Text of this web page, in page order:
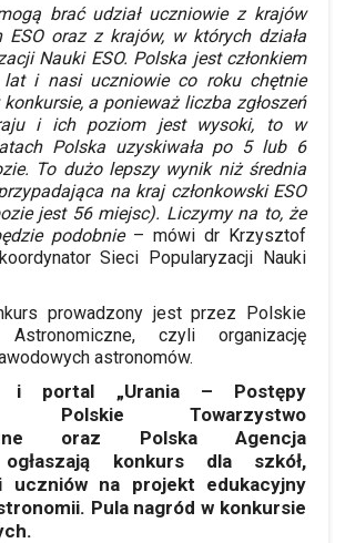
brać udział uczniowie z krajów
ESO oraz z krajów, w których działa
Nauki ESO. Polska jest członkiem
i nasi uczniowie co roku chętnie
a ponieważ liczba zgłoszeń
i ich poziom jest wysoki, to w
Polska uzyskiwała po 5 lub 6
To dużo lepszy wynik niż średnia
na kraj członkowski ESO
jest 56 miejsc). Liczymy na to, że
podobnie– mówi dr Krzysztof
Sieci Popularyzacji Nauki
prowadzony jest przez Polskie
Astronomiczne, czyli organizację
astronomów.
i portal „Urania – Postępy
Polskie Towarzystwo
oraz Polska Agencja
konkurs dla szkół,
uczniów na projekt edukacyjny
Pula nagród w konkursie